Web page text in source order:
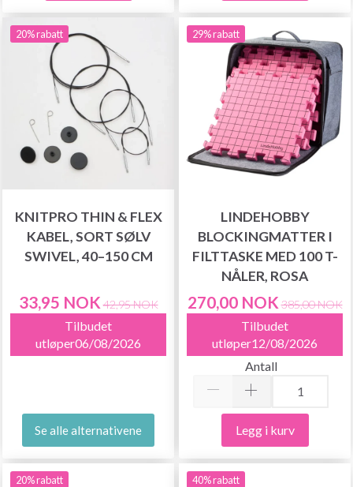
20% rabatt
KNITPRO THIN & FLEX
KABEL, SORT SØLV
SWIVEL, 40–150 CM
33,95 NOK 42,95 NOK
Tilbudet
utløper06/08/2026
Se alle alternativene
29% rabatt
LINDEHOBBY
BLOCKINGMATTER I
FILTTASKE MED 100 T-
NÅLER, ROSA
270,00 NOK 385,00 NOK
Tilbudet
utløper12/08/2026
Antall
Legg i kurv
20% rabatt 40% rabatt